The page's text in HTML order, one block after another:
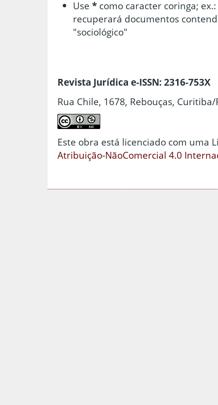
Use *como caracter coringa; ex.:
recuperará documentos
"sociológico"
Revista Jurídica e-ISSN: 2316-753X
Rua Chile, 1678, Rebouças, Curitiba/
Este obra está licenciado com uma
Atribuição-NãoComercial 4.0